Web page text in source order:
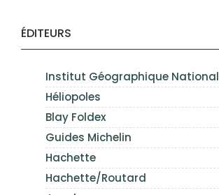
ÉDITEURS
Institut Géographique National
Héliopoles
Blay Foldex
Guides Michelin
Hachette
Hachette/Routard